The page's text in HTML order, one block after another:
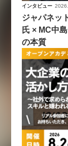
インタビュー
ジャパネッ
氏 × MC中
の本質